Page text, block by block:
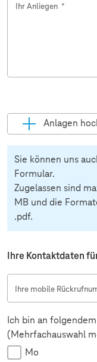
Ihr Anliegen *
Anlagen
Sie können uns
Formular.
Zugelassen sind
MB und die
.pdf.
Ihre Kontaktdaten
Ihre mobile
Ich bin an
(Mehrfachauswahl
Mo